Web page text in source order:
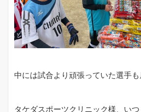
中には試合より頑張っていた選手
タケダスポーツクリニック様、い